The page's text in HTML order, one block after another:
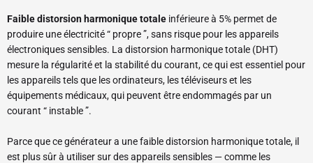
Faible distorsion harmonique totale inférieure à 5% permet de
produire une électricité “ propre ”, sans risque pour les appareils
électroniques sensibles. La distorsion harmonique totale (DHT)
mesure la régularité et la stabilité du courant, ce qui est essentiel pour
les appareils tels que les ordinateurs, les téléviseurs et les
équipements médicaux, qui peuvent être endommagés par un
courant “ instable ”.
Parce que ce générateur a une faible distorsion harmonique totale, il
est plus sûr à utiliser sur des appareils sensibles — comme les